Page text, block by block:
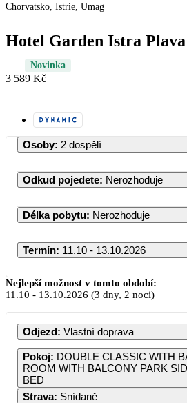
Chorvatsko, Istrie, Umag
Hotel Garden Istra
Novinka
3 589 Kč
Osoby: 2 dospělí
Odkud pojedete: Nerozhoduje
Délka pobytu: Nerozhoduje
Termín: 11.10 - 13.10.2026
Říjen
PO ÚT ST ČT
1
5 6 7 8
Nejlepší možnost v tomto období:
11.10 - 13.10.2026 (3 dny, 2 noci)
Odjezd: Vlastní doprava
Pokoj: DOUBLE CLASSIC WITH
ROOM WITH BALCONY PARK
BED
Strava: Snídaně